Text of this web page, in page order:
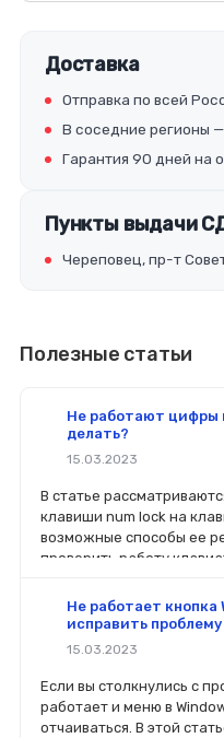
Доставка
Отправка по всей
В соседние регионы
Гарантия 90 дней на
Пункты выдачи
Череповец, пр-т
Полезные статьи
Не работают цифры
делать?
15.03.2023
В статье
клавиши num lock на
возможные способы ее
проверить работу
операционной системе
способах решения
сможете быстро и
ограничений.
Не работает кнопка
исправить проблему
15.03.2023
Если вы столкнулись с
работает и меню в
отчаиваться. В этой